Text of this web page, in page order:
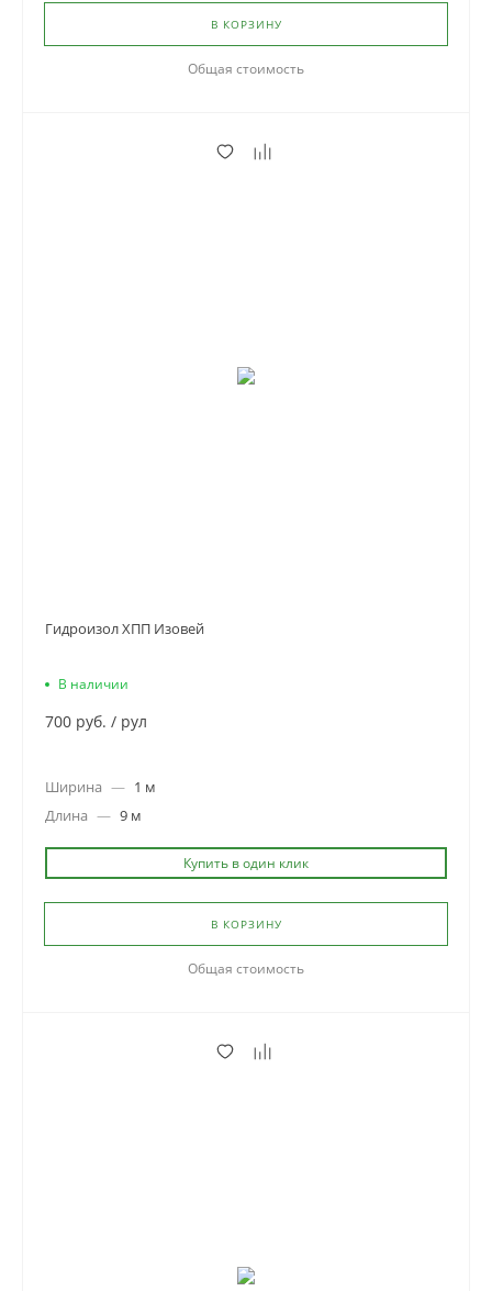
В КОРЗИНУ
Общая стоимость
Гидроизол ХПП Изовей
В наличии
700 руб. / рул
Ширина — 1 м
Длина — 9 м
Купить в один клик
В КОРЗИНУ
Общая стоимость